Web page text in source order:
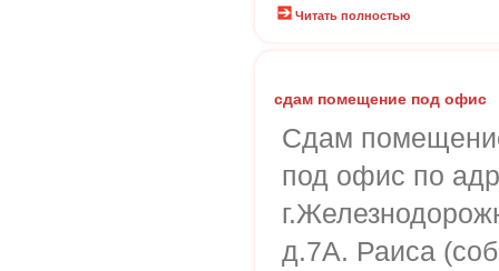
Читать полностью
сдам помещение под офис
Сдам
под офис по
д.7А. Раиса